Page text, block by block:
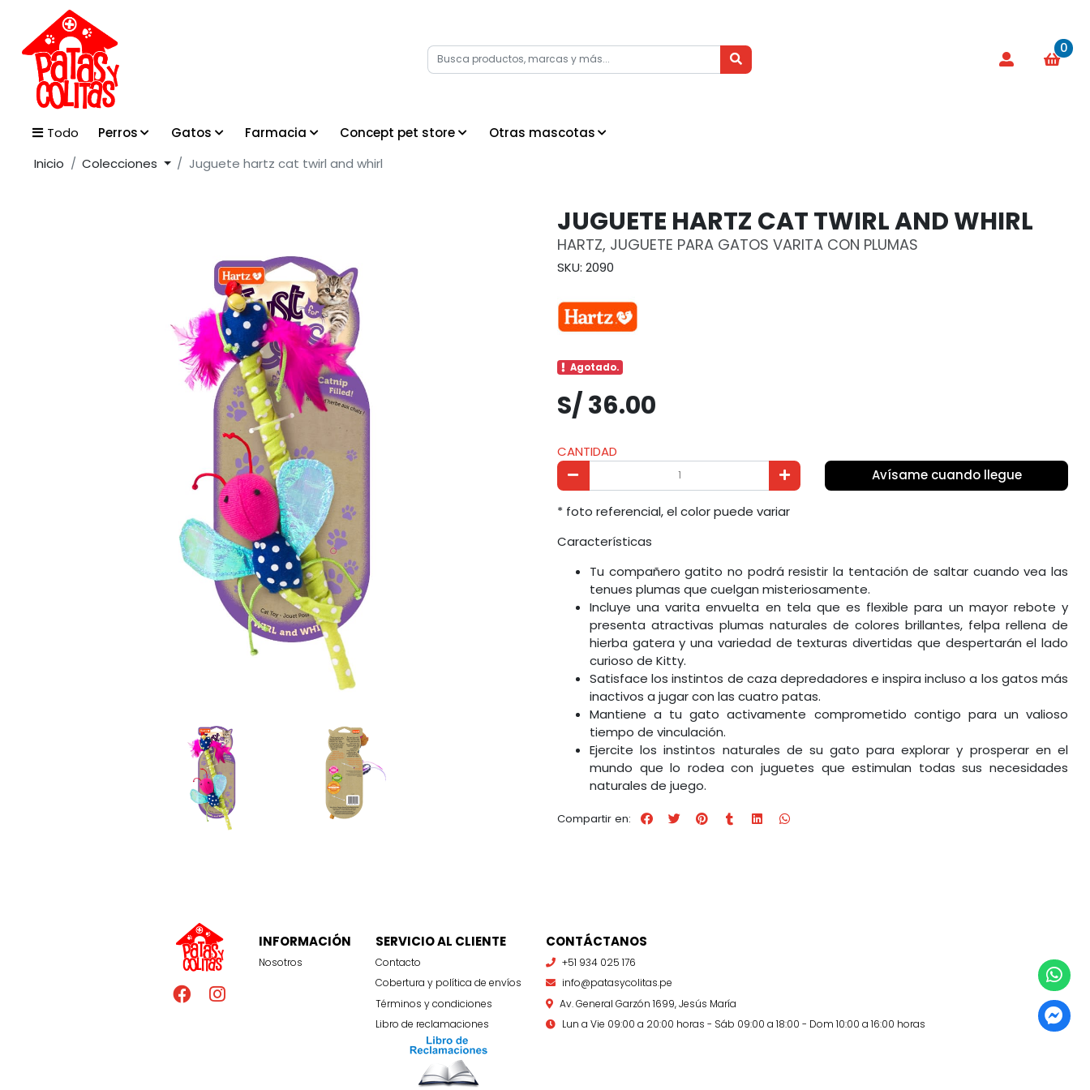
0
Todo Perros Gatos Farmacia Concept pet store
Otras mascotas
Inicio
Colecciones Juguete hartz cat twirl and whirl
JUGUETE HARTZ CAT TWIRL AND WHIRL
HARTZ, JUGUETE PARA GATOS VARITA CON PLUMAS
SKU: 2090
Agotado.
S/ 36.00
CANTIDAD
Avísame cuando llegue
* foto referencial, el color puede variar
Características
Tu compañero gatito no podrá resistir la tentación de saltar cuando vea las
tenues plumas que cuelgan misteriosamente.
Incluye una varita envuelta en tela que es flexible para un mayor rebote y
presenta atractivas plumas naturales de colores brillantes, felpa rellena de
hierba gatera y una variedad de texturas divertidas que despertarán el lado
curioso de Kitty.
Satisface los instintos de caza depredadores e inspira incluso a los gatos más
inactivos a jugar con las cuatro patas.
Mantiene a tu gato activamente comprometido contigo para un valioso
tiempo de vinculación.
Ejercite los instintos naturales de su gato para explorar y prosperar en el
mundo que lo rodea con juguetes que estimulan todas sus necesidades
naturales de juego.
Compartir en:
INFORMACIÓN
Nosotros
SERVICIO AL CLIENTE
Contacto
Cobertura y política de envíos
Términos y condiciones
Libro de reclamaciones
CONTÁCTANOS
+51 934 025 176
info@patasycolitas.pe
Av. General Garzón 1699, Jesús María
Lun a Vie 09:00 a 20:00 horas - Sáb 09:00 a 18:00 - Dom 10:00 a 16:00 horas